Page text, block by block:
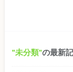
未分類 の最新